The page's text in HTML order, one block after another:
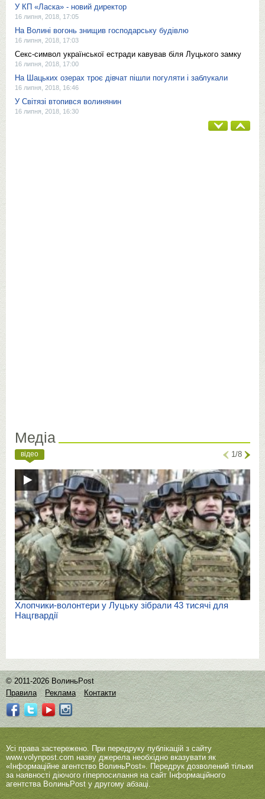
У КП «Ласка» - новий директор
16 липня, 2018, 17:05
На Волині вогонь знищив господарську будівлю
16 липня, 2018, 17:03
Секс-символ української естради кавував біля Луцького замку
16 липня, 2018, 17:00
На Шацьких озерах троє дівчат пішли погуляти і заблукали
16 липня, 2018, 16:46
У Світязі втопився волинянин
16 липня, 2018, 16:30
Медіа
відео 1/8
Хлопчики-волонтери у Луцьку зібрали 43 тисячі для
Нацгвардії
© 2011-2026 ВолиньPost
Правила
Реклама Контакти
Усі права застережено. При передруку публікацій з сайту
www.volynpost.com назву джерела необхідно вказувати як
«Інформаційне агентство ВолиньPost». Передрук дозволений тільки
за наявності діючого гіперпосилання на сайт Інформаційного
агентства ВолиньPost у другому абзаці.